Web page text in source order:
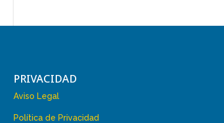
PRIVACIDAD
Aviso Legal
Política de Privacidad